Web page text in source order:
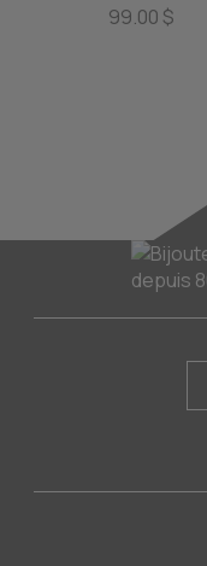
99.00 $